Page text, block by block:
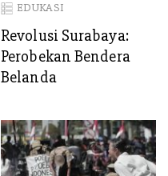
EDUKASI
Revolusi Surabaya:
Perobekan Bendera
Belanda